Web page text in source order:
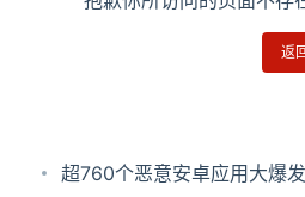
返
超760个恶意安卓应用大爆